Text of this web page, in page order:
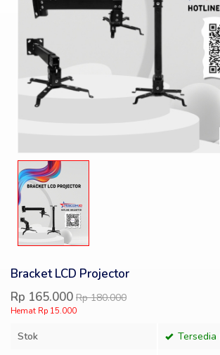
Bracket LCD Projector
Rp 165.000 Rp 180.000
Hemat Rp 15.000
Stok Tersedia